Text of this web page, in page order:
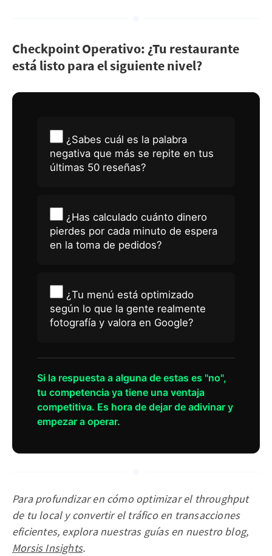
Checkpoint Operativo: ¿Tu restaurante
está listo para el siguiente nivel?
¿Sabes cuál es la palabra
negativa que más se repite en tus
últimas 50 reseñas?
¿Has calculado cuánto dinero
pierdes por cada minuto de espera
en la toma de pedidos?
¿Tu menú está optimizado
según lo que la gente realmente
fotografía y valora en Google?
Si la respuesta a alguna de estas es "no",
tu competencia ya tiene una ventaja
competitiva. Es hora de dejar de adivinar y
empezar a operar.
Para profundizar en cómo optimizar el throughput
de tu local y convertir el tráfico en transacciones
eficientes, explora nuestras guías en nuestro blog,
Morsis Insights.